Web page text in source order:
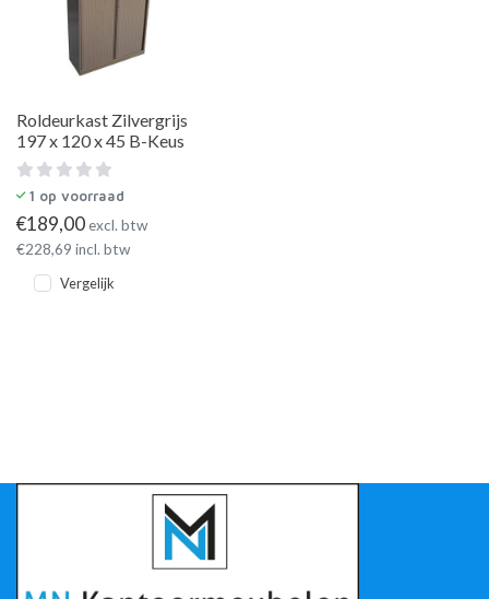
Roldeurkast Zilvergrijs
197 x 120 x 45 B-Keus
1 op voorraad
€189,00excl. btw
€228,69 incl. btw
Vergelijk